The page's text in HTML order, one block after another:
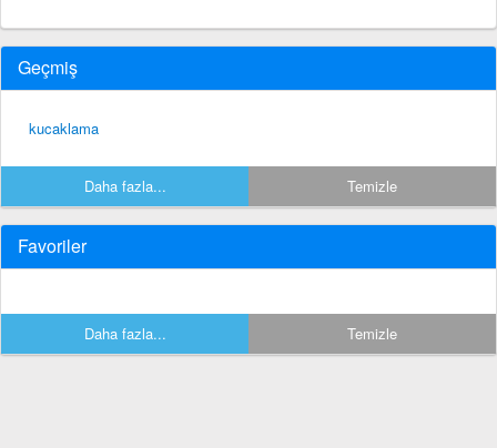
Geçmiş
kucaklama
Daha fazla... Temizle
Favoriler
Daha fazla... Temizle